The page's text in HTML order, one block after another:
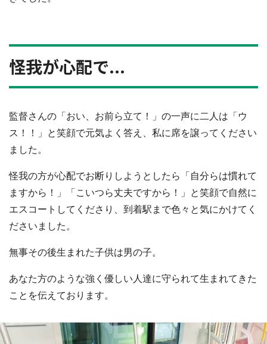
怪我が心配で...
監督さんの「おい、お前ら立て！」の一声に二人は「ウ
ス！！」と笑顔で元気よく答え、私に席を譲ってください
ました。
怪我の方が心配でお断りしようとしたら「自分らは慣れて
ますから！」「こいつら丈夫ですから！」と笑顔で自然に
エスコートしてくださり、到着駅まで色々と気にかけてく
ださいました。
無事その後生まれた子供は男の子。
あなた方のような強く優しい人達に守られて生まれてきた
ことを伝えております。